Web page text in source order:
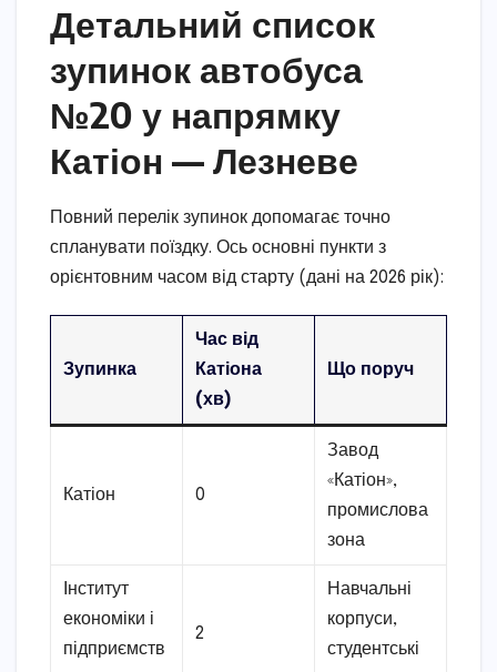
Детальний список
зупинок автобуса
№20 у напрямку
Катіон — Лезневе
Повний перелік зупинок допомагає точно
спланувати поїздку. Ось основні пункти з
орієнтовним часом від старту (дані на 2026 рік):
Зупинка
Час від
Катіона
(хв)
Що поруч
Катіон 0
Завод
«Катіон»,
промислова
зона
Інститут
економіки і
підприємств
2
Навчальні
корпуси,
студентські